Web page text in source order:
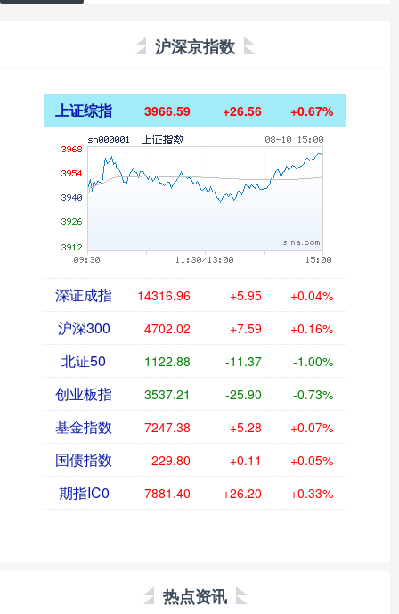
沪深京指数
上证综指 3966.59 +26.56 +0.67%
深证成指 14316.96 +5.95 +0.04%
沪深300 4702.02 +7.59 +0.16%
北证50 1122.88 -11.37 -1.00%
创业板指 3537.21 -25.90 -0.73%
基金指数 7247.38 +5.28 +0.07%
国债指数 229.80 +0.11 +0.05%
期指IC0 7881.40 +26.20 +0.33%
热点资讯